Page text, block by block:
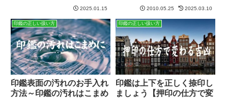
コを使用している方でしたら、縁
起物という認識がないため何も考
えずに捨ててしまっていると思い
ますが、開運印鑑を使っている
方...
2025.01.15
ものだとお考え下さい。大切に思
う心がプラスのエネルギーを発動
させる「デリケートで繊細な大切
なもの」そのように思えば雑な
扱...
2010.05.25 2025.03.10
印鑑の正しい扱い方
印鑑表面の汚れのお手入れ
方法～印鑑の汚れはこまめ
印鑑の正しい扱い方
印鑑は上下を正しく捺印し
ましょう【押印の仕方で変